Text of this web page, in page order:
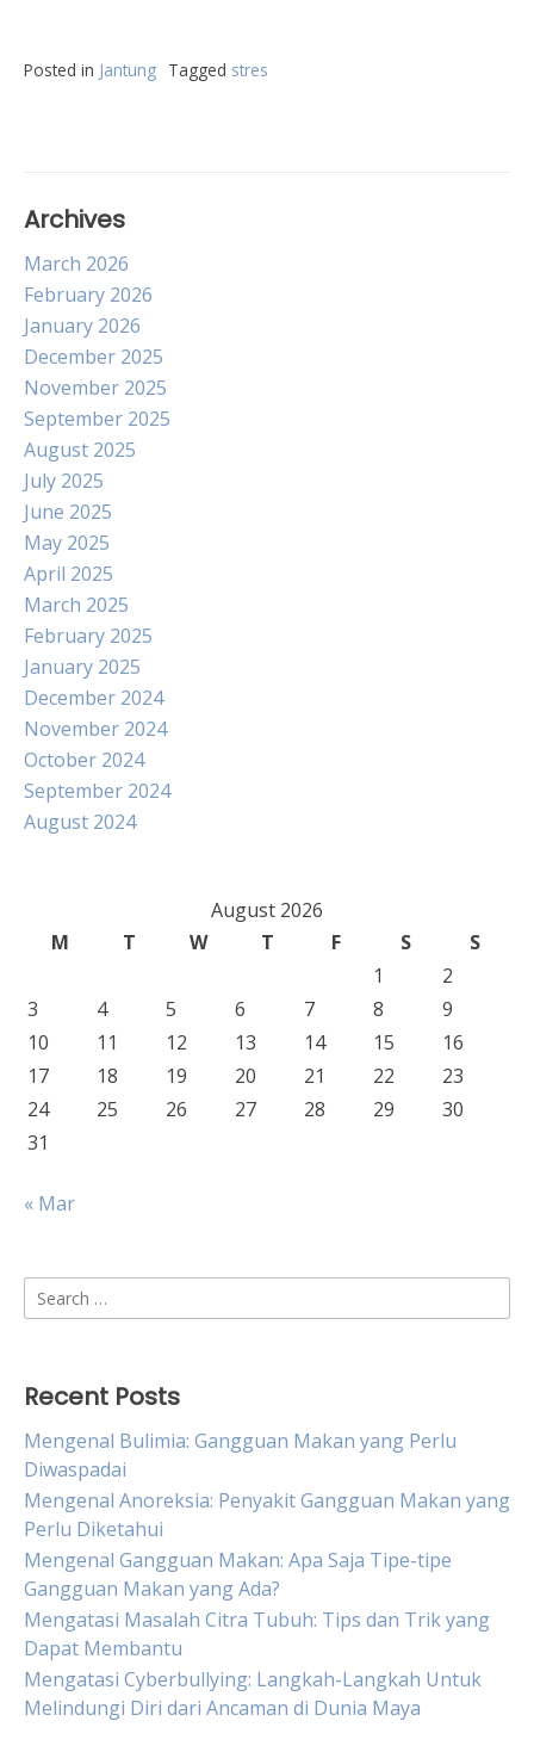
Posted in Jantung Tagged stres
Archives
March 2026
February 2026
January 2026
December 2025
November 2025
September 2025
August 2025
July 2025
June 2025
May 2025
April 2025
March 2025
February 2025
January 2025
December 2024
November 2024
October 2024
September 2024
August 2024
August 2026
M
T W T F S
S
1
2
3
4 5 6 7 8
9
10
11 12 13 14 15
16
17
18 19 20 21 22
23
24
25 26 27 28 29
30
31
« Mar
Search
for:
Recent Posts
Mengenal Bulimia: Gangguan Makan yang Perlu
Diwaspadai
Mengenal Anoreksia: Penyakit Gangguan Makan yang
Perlu Diketahui
Mengenal Gangguan Makan: Apa Saja Tipe-tipe
Gangguan Makan yang Ada?
Mengatasi Masalah Citra Tubuh: Tips dan Trik yang
Dapat Membantu
Mengatasi Cyberbullying: Langkah-Langkah Untuk
Melindungi Diri dari Ancaman di Dunia Maya